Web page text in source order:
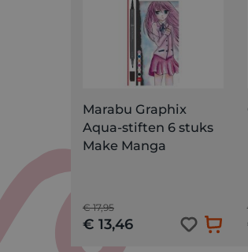
Marabu Graphix
Aqua-stiften 6 stuks
Make Manga
€ 17,95
€ 13,46